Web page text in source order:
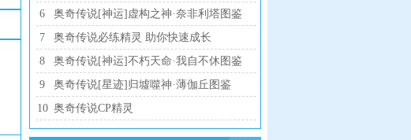
6
奥奇传说[神运]虚构之神·奈非利塔图鉴
传说进化技能表
7
奥奇传说必练精灵 助你快速成长
8
奥奇传说[神运]不朽天命·我自不休图鉴
传说进化技能表
9
奥奇传说[星迹]归墟噬神·薄伽丘图鉴
传说进化技能表
10 奥奇传说CP精灵